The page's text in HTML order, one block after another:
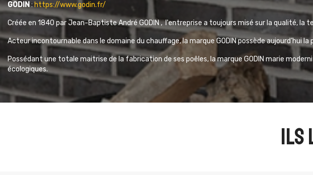
GODIN:https://www.godin.fr/
Créée en 1840 par Jean-Baptiste André GODIN , l'entreprise a toujours misé sur la qualité, la
Acteur incontournable dans le domaine du chauffage,la marque GODIN possède aujourd’hui
Possédant une totale maitrise de la fabrication de ses poêles, la marque GODIN marie
écologiques.
ils